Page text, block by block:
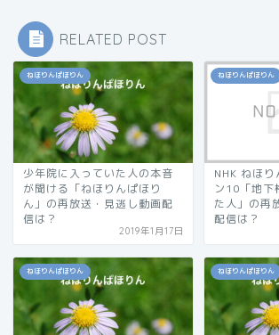
RELATED POST
ねほりんぱほりん
少年院に入っていた人の本音
が聞ける「ねほりんぱほり
ん」の再放送・見逃し動画配
信は？
2019年1月17日
ねほりんぱほりん
NHK ねほ
ン10「地下
た人」の再
配信は？
ねほりんぱほりん ねほりんぱほりん